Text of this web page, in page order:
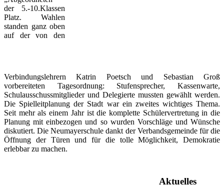
der 5.-10.Klassen
Platz. Wahlen
standen ganz oben
auf der von den
Verbindungslehrern Katrin Poetsch und Sebastian Groß
vorbereiteten Tagesordnung: Stufensprecher, Kassenwarte,
Schulausschussmitglieder und Delegierte mussten gewählt werden.
Die Spielleitplanung der Stadt war ein zweites wichtiges Thema.
Seit mehr als einem Jahr ist die komplette Schülervertretung in die
Planung mit einbezogen und so wurden Vorschläge und Wünsche
diskutiert. Die Neumayerschule dankt der Verbandsgemeinde für die
Öffnung der Türen und für die tolle Möglichkeit, Demokratie
erlebbar zu machen.
Aktuelles